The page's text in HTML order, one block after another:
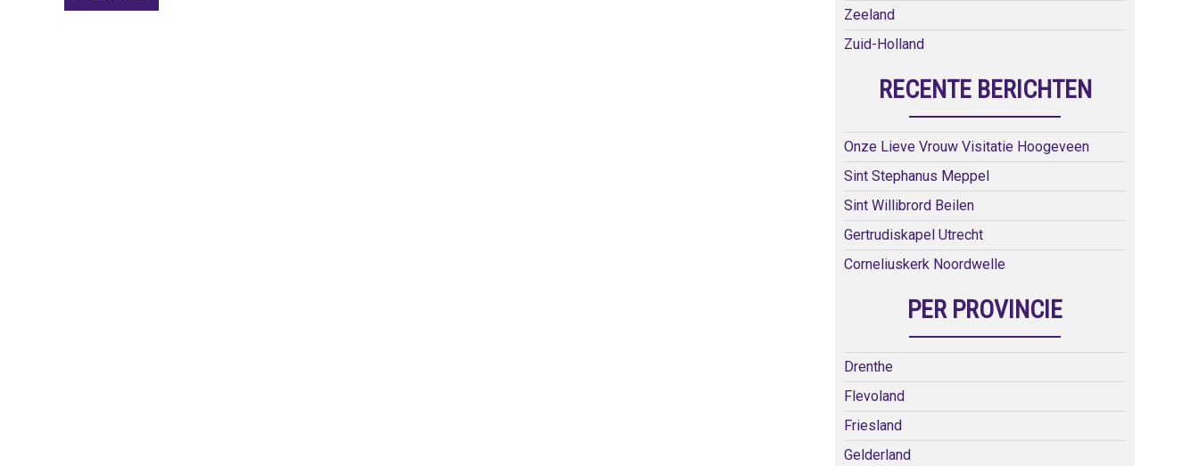
Zeeland
Zuid-Holland
RECENTE BERICHTEN
Onze Lieve Vrouw Visitatie Hoogeveen
Sint Stephanus Meppel
Sint Willibrord Beilen
Gertrudiskapel Utrecht
Corneliuskerk Noordwelle
PER PROVINCIE
Drenthe
Flevoland
Friesland
Gelderland